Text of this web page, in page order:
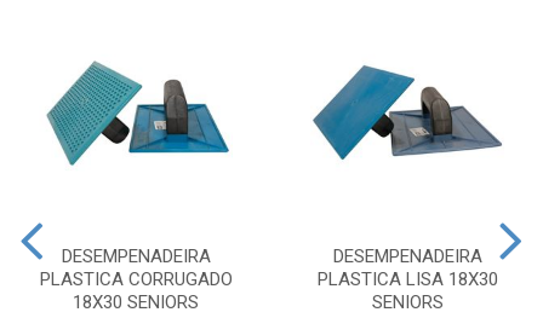
DESEMPENADEIRA
PLASTICA CORRUGADO
18X30 SENIORS
DESEMPENADEIRA
PLASTICA LISA 18X30
SENIORS